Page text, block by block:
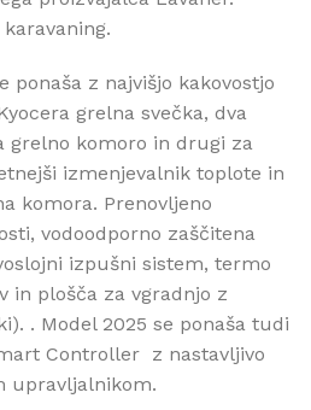
ponaša z najvišjo kakovostjo
grelna svečka, dva
grelno komoro in drugi za
izmenjevalnik toplote in
komora. Prenovljeno
vodoodporno zaščitena
izpušni sistem, termo
in plošča za vgradnjo z
. Model 2025 se ponaša tudi
Controller z nastavljivo
upravljalnikom.